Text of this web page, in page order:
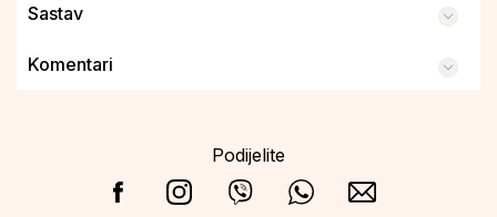
Sastav
Komentari
Podijelite